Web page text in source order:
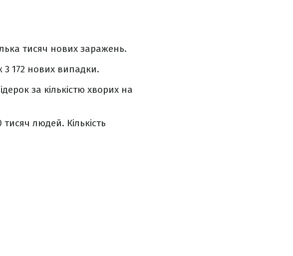
тисяч нових заражень.
3 172 нових випадки.
за кількістю хворих на
людей. Кількість